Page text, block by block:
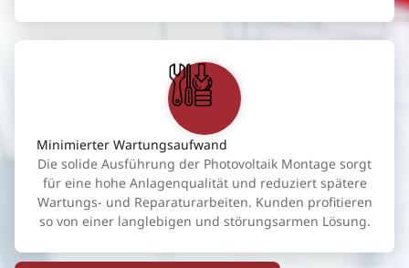
Minimierter Wartungsaufwand
Die solide Ausführung der Photovoltaik Montage sorgt
für eine hohe Anlagenqualität und reduziert spätere
Wartungs- und Reparaturarbeiten. Kunden profitieren
so von einer langlebigen und störungsarmen Lösung.